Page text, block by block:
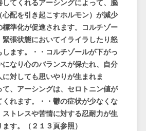
てくれるアーシングによって、脳
配を引き起こすホルモン）が減少
標準化が促進されます。コルチゾー
張状態においてイライラしたり怒
します。・・コルチゾールが下がっ
なり心のバランスが保たれ、自分
対しても思いやりが生まれま
、アーシングは、セロトニン値が
れます。・・鬱の症状が少なくな
トレスや苦情に対する忍耐力が生
す。（２１３頁参照）